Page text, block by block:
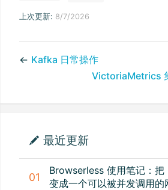
上次更新: 8/7/2026
← Kafka 日常操作
VictoriaMetrics
最近更新
01
Browserless 使用笔记：
变成一个可以被并发调用的